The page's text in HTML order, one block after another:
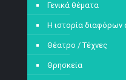
Γενικά θέματα
Η ιστορία διαφόρων
Θέατρο / Τέχνες
Θρησκεία